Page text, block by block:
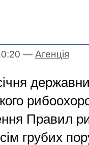
— Агенцiя
Правил
грубих